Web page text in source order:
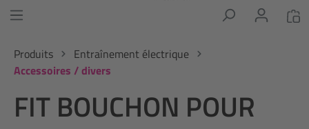
Produits
Entraînement électrique
Accessoires / divers
FIT BOUCHON POUR